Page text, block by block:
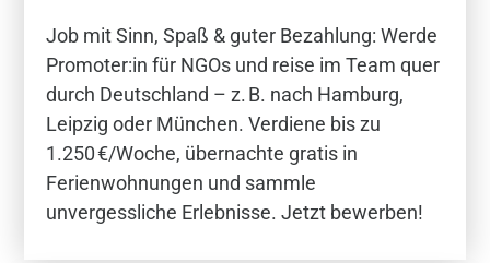
Job mit Sinn, Spaß & guter Bezahlung: Werde
Promoter:in für NGOs und reise im Team quer
durch Deutschland – z. B. nach Hamburg,
Leipzig oder München. Verdiene bis zu
1.250 €/Woche, übernachte gratis in
Ferienwohnungen und sammle
unvergessliche Erlebnisse. Jetzt bewerben!